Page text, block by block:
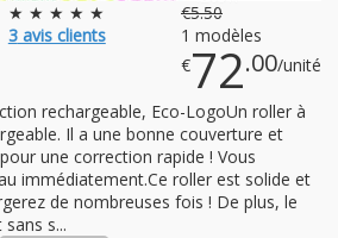
★ ★ ★ ★ ★
3avis clients
€5.50
1 modèles
€72.00/unité
rechargeable, Eco-LogoUn roller à
Il a une bonne couverture et
une correction rapide ! Vous
immédiatement.Ce roller est solide et
de nombreuses fois ! De plus, le
s...